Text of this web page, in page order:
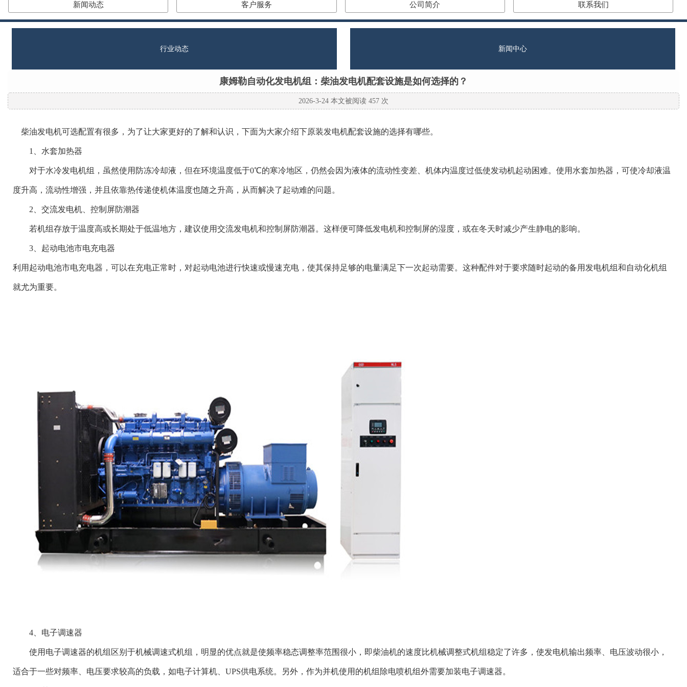
新闻动态 客户服务 公司简介 联系我们
行业动态 新闻中心
康姆勒自动化发电机组：柴油发电机配套设施是如何选择的？
2026-3-24 本文被阅读 457 次
柴油发电机可选配置有很多，为了让大家更好的了解和认识，下面为大家介绍下原装发电机配套设施的选择有哪些。
1、水套加热器
对于水冷发电机组，虽然使用防冻冷却液，但在环境温度低于0℃的寒冷地区，仍然会因为液体的流动性变差、机体内温度过低使发动机起动困难。使用水套加热器，可使冷却液温
度升高，流动性增强，并且依靠热传递使机体温度也随之升高，从而解决了起动难的问题。
2、交流发电机、控制屏防潮器
若机组存放于温度高或长期处于低温地方，建议使用交流发电机和控制屏防潮器。这样便可降低发电机和控制屏的湿度，或在冬天时减少产生静电的影响。
3、起动电池市电充电器
利用起动电池市电充电器，可以在充电正常时，对起动电池进行快速或慢速充电，使其保持足够的电量满足下一次起动需要。这种配件对于要求随时起动的备用发电机组和自动化机组
就尤为重要。
4、电子调速器
使用电子调速器的机组区别于机械调速式机组，明显的优点就是使频率稳态调整率范围很小，即柴油机的速度比机械调整式机组稳定了许多，使发电机输出频率、电压波动很小，
适合于一些对频率、电压要求较高的负载，如电子计算机、UPS供电系统。另外，作为并机使用的机组除电喷机组外需要加装电子调速器。